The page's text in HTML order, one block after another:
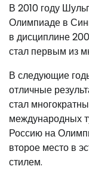
В 2010 году
Олимпиаде в
в дисциплине
стал первым из
В следующие
отличные
стал
международных
Россию на
второе место в
стилем.